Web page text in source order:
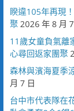
睽違105年再現
聚 2026 年 8 月
11歲女童負氣
心尋回返家團聚
森林與濱海夏
月 7 日
台中市代表隊在